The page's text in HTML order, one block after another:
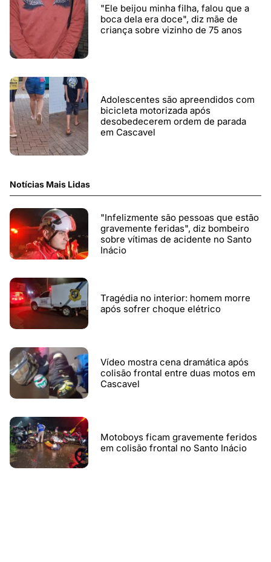
"Ele beijou minha filha, falou que a
boca dela era doce", diz mãe de
criança sobre vizinho de 75 anos
Adolescentes são apreendidos com
bicicleta motorizada após
desobedecerem ordem de parada
em Cascavel
Notícias Mais Lidas
"Infelizmente são pessoas que estão
gravemente feridas", diz bombeiro
sobre vítimas de acidente no Santo
Inácio
Tragédia no interior: homem morre
após sofrer choque elétrico
Vídeo mostra cena dramática após
colisão frontal entre duas motos em
Cascavel
Motoboys ficam gravemente feridos
em colisão frontal no Santo Inácio